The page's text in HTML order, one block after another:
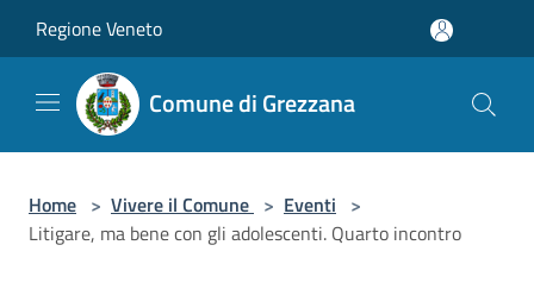
Regione Veneto
Comune di Grezzana
Home > Vivere il Comune > Eventi >
Litigare, ma bene con gli adolescenti. Quarto incontro